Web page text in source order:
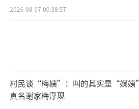
2026-08-07 00:38:57
村民谈“梅姨”：叫的其实是“媒姨”
真名谢家梅浮现